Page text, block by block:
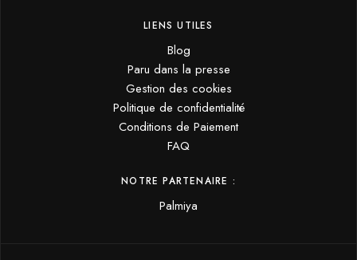
LIENS UTILES
Blog
Paru dans la presse
Gestion des cookies
Politique de confidentialité
Conditions de Paiement
FAQ
NOTRE PARTENAIRE :
Palmiya